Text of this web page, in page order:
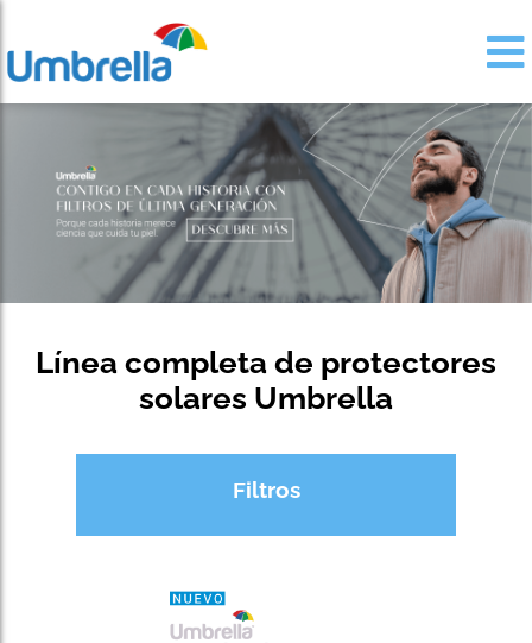
Línea completa de protectores
solares Umbrella
Filtros